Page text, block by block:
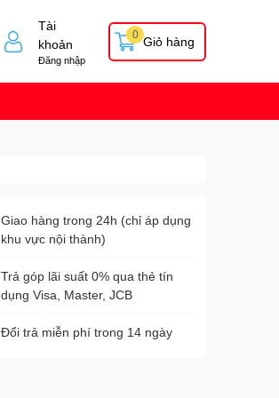
Tài
khoản
Đăng nhập
Giỏ hàng
0
Giao hàng trong 24h (chỉ áp dụng
khu vực nội thành)
Trả góp lãi suất 0% qua thẻ tín
dụng Visa, Master, JCB
Đổi trả miễn phí trong 14 ngày